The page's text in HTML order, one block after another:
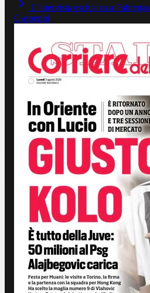
L'intervista esclusiva a Fabregas
Gasperini